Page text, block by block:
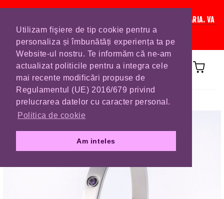
Utilizam fişiere de tip cookie pentru a
personaliza și îmbunătăți experiența ta pe
Website-ul nostru. Te informăm că ne-am
actualizat politicile pentru a integra cele
mai recente modificări propuse de
Regulamentul (UE) 2016/679 privind
prelucrarea datelor cu caracter personal.
Politica de cookie
Am inteles
IN CURAND INCHIDEM LISTA DE COMENZI PENTRU SFANTA MARIA. VA
RUGAM SA VA PLASATI COMENZILE DIN TIMP.
Prima pagină BRATARI